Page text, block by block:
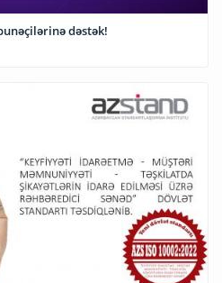
dəstək!